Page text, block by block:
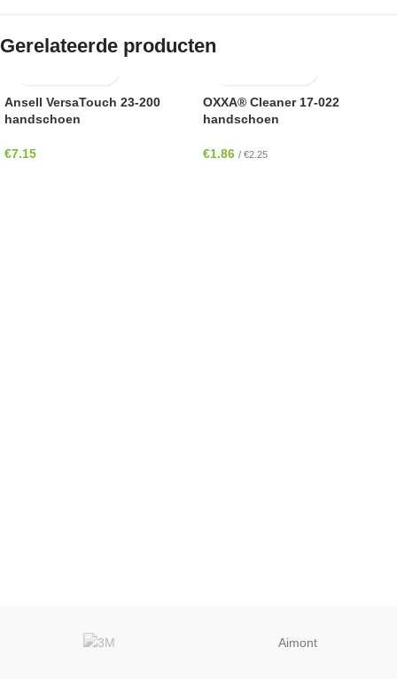
Gerelateerde producten
Ansell VersaTouch 23-200
handschoen
€7.15
OXXA® Cleaner 17-022
handschoen
€1.86 / €2.25
Aimont